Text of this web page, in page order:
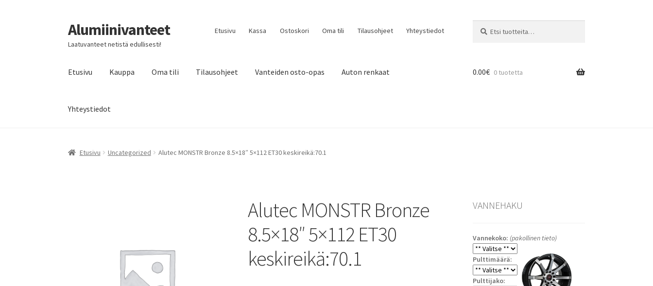
Siirry
navigointiin
Siirry
sisältöön
Alumiinivanteet
Laatuvanteet netistä edullisesti!
Etusivu Kassa Ostoskori Oma tili Tilausohjeet Yhteystiedot
Etusivu Kauppa Oma tili Tilausohjeet Vanteiden osto-opas Auton renkaat
Yhteystiedot
0.00€ 0 tuotetta
Etusivu Uncategorized Alutec MONSTR Bronze 8.5×18″ 5×112 ET30 keskireikä:70.1
Alutec MONSTR Bronze
8.5×18″ 5×112 ET30
keskireikä:70.1
VANNEHAKU
Vannekoko: (pakollinen tieto)
Pulttimäärä:
Pulttijako: